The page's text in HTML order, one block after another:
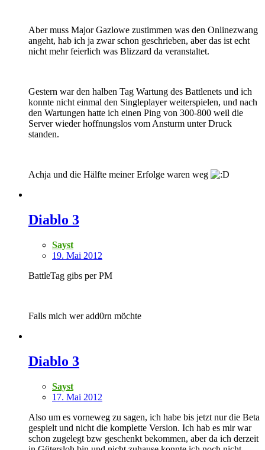
Aber muss Major Gazlowe zustimmen was den Onlinezwang
angeht, hab ich ja zwar schon geschrieben, aber das ist echt
nicht mehr feierlich was Blizzard da veranstaltet.
Gestern war den halben Tag Wartung des Battlenets und ich
konnte nicht einmal den Singleplayer weiterspielen, und nach
den Wartungen hatte ich einen Ping von 300-800 weil die
Server wieder hoffnungslos vom Ansturm unter Druck
standen.
Achja und die Hälfte meiner Erfolge waren weg
Diablo 3
Sayst
19. Mai 2012
BattleTag gibs per PM
Falls mich wer add0rn möchte
Diablo 3
Sayst
17. Mai 2012
Also um es vorneweg zu sagen, ich habe bis jetzt nur die Beta
gespielt und nicht die komplette Version. Ich hab es mir war
schon zugelegt bzw geschenkt bekommen, aber da ich derzeit